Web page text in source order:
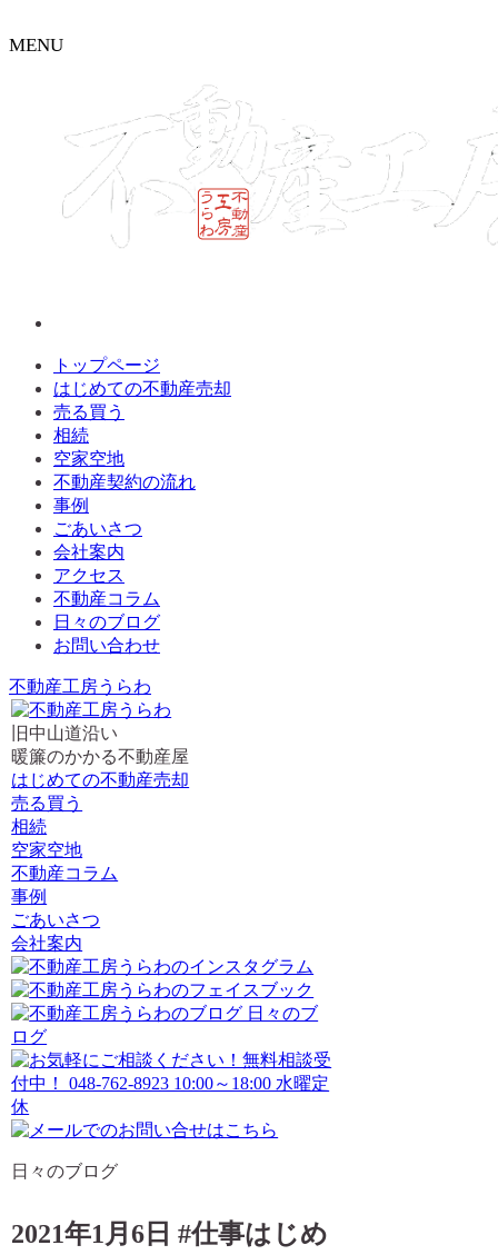
MENU
トップページ
はじめての不動産売却
売る買う
相続
空家空地
不動産契約の流れ
事例
ごあいさつ
会社案内
アクセス
不動産コラム
日々のブログ
お問い合わせ
不動産工房うらわ
旧中山道沿い
暖簾のかかる不動産屋
はじめての不動産売却
売る買う
相続
空家空地
不動産コラム
事例
ごあいさつ
会社案内
日々のブログ
2021年1月6日 #仕事はじめ